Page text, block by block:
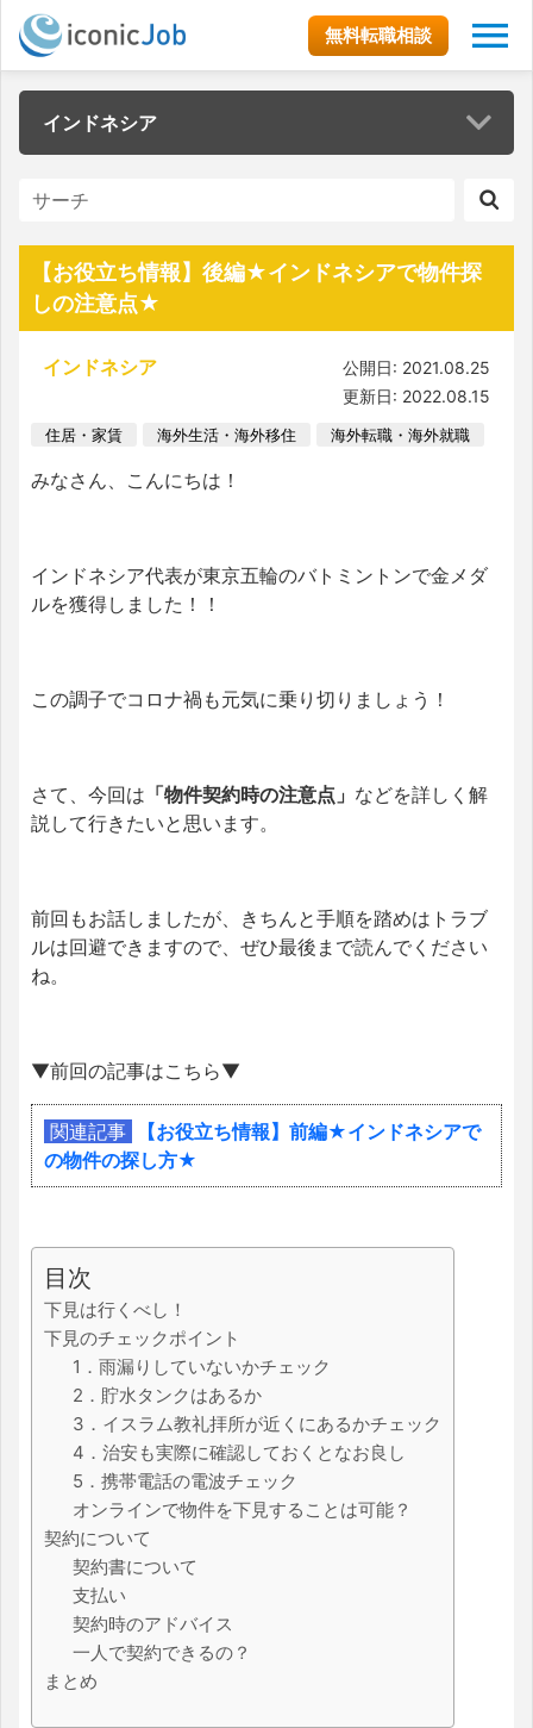
無料転職相談
インドネシア
【お役立ち情報】後編★インドネシアで物件探
しの注意点★
インドネシア
公開日: 2021.08.25
更新日: 2022.08.15
住居・家賃 海外生活・海外移住 海外転職・海外就職
みなさん、こんにちは！
インドネシア代表が東京五輪のバトミントンで金メダ
ルを獲得しました！！
この調子でコロナ禍も元気に乗り切りましょう！
さて、今回は 「物件契約時の注意点」 などを詳しく解
説して行きたいと思います。
前回もお話しましたが、きちんと手順を踏めはトラブ
ルは回避できますので、ぜひ最後まで読んでください
ね。
▼前回の記事はこちら▼
関連記事
【お役立ち情報】前編★インドネシアで
の物件の探し方★
目次
下見は行くべし！
下見のチェックポイント
1．雨漏りしていないかチェック
2．貯水タンクはあるか
3．イスラム教礼拝所が近くにあるかチェック
4．治安も実際に確認しておくとなお良し
5．携帯電話の電波チェック
オンラインで物件を下見することは可能？
契約について
契約書について
支払い
契約時のアドバイス
一人で契約できるの？
まとめ